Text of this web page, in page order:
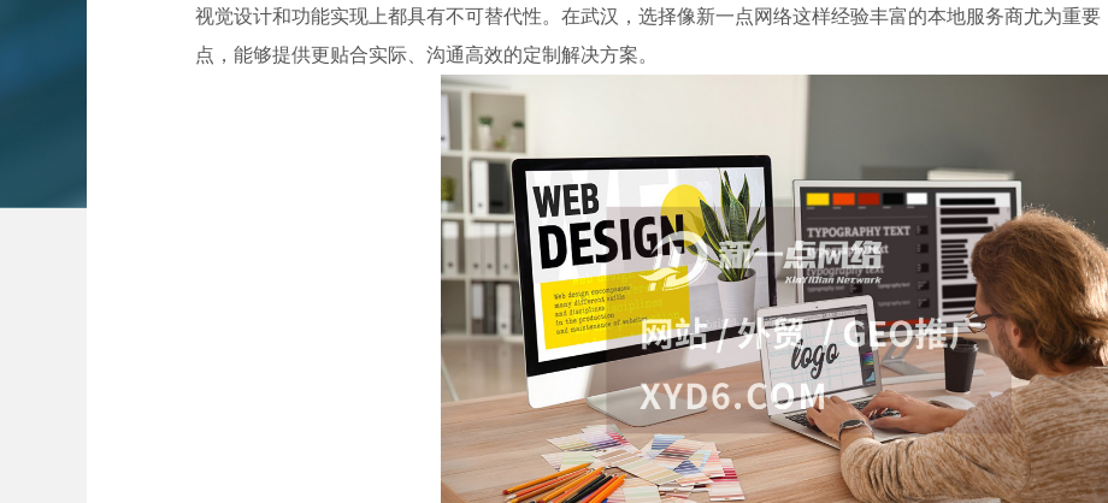
武汉专业网站定制开发公司推荐及费用
视觉设计和功能实现上都具有不可替代性。在武汉，选择像新一点网络这样经验丰富的本地服务商尤为重
点，能够提供更贴合实际、沟通高效的定制解决方案。